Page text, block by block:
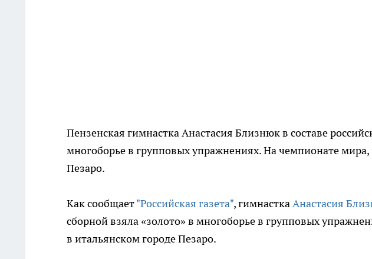
Пензенская гимнастка Анастасия Близнюк в составе
многоборье в групповых упражнениях. На чемпионате
Пезаро.
Как сообщает"Российская газета", гимнасткаАнастасия
сборной взяла «золото» в многоборье в групповых
в итальянском городе Пезаро.